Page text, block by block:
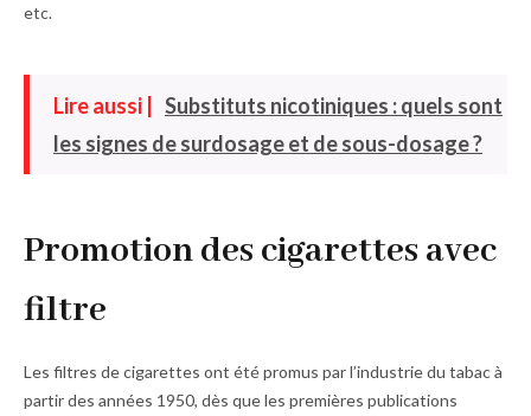
etc.
Lire aussi |
Substituts nicotiniques : quels sont
les signes de surdosage et de sous-dosage ?
Promotion des cigarettes avec
filtre
Les filtres de cigarettes ont été promus par l’industrie du tabac à
partir des années 1950, dès que les premières publications